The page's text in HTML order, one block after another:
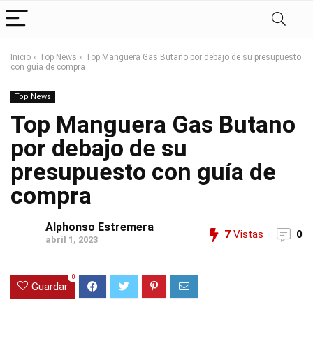
Inicio » Top News » Top Manguera Gas Butano por debajo de su presupuesto
con guía de compra
Top News
Top Manguera Gas Butano
por debajo de su
presupuesto con guía de
compra
Alphonso Estremera
abril 1, 2023 7 Vistas 0
Guardar
0